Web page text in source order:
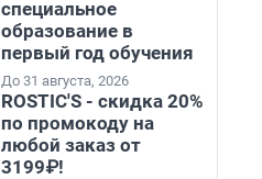
специальное
образование в
первый год обучения
До 31 августа, 2026
ROSTIC'S - скидка 20%
по промокоду на
любой заказ от
3199₽!